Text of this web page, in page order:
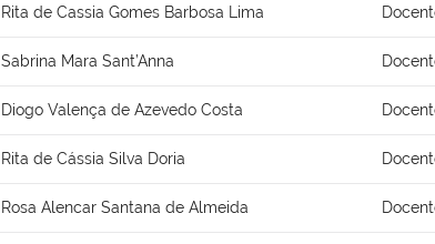
Rita de Cassia Gomes Barbosa Lima
Sabrina Mara Sant’Anna
Diogo Valença de Azevedo Costa
Rita de Cássia Silva Doria
Rosa Alencar Santana de Almeida